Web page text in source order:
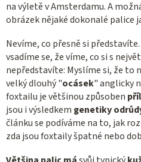
na výletě v Amsterdamu. A
obrázek nějaké dokonalé palice
Nevíme, co přesně si
vsadíme se, že víme, co si s
nepředstavíte: Myslíme si, že to
velký dlouhý "ocásek" anglicky
foxtailu je většinou způsoben
jsou i výsledkem genetiky
článku se podíváme na to, jak
zda jsou foxtaily špatné nebo